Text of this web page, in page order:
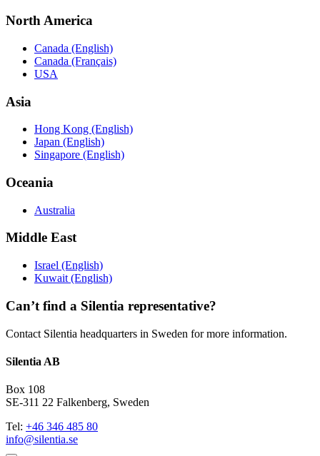
North America
Canada (English)
Canada (Français)
USA
Asia
Hong Kong (English)
Japan (English)
Singapore (English)
Oceania
Australia
Middle East
Israel (English)
Kuwait (English)
Can’t find a Silentia representative?
Contact Silentia headquarters in Sweden for more information.
Silentia AB
Box 108
SE-311 22 Falkenberg, Sweden
Tel: +46 346 485 80
info@silentia.se